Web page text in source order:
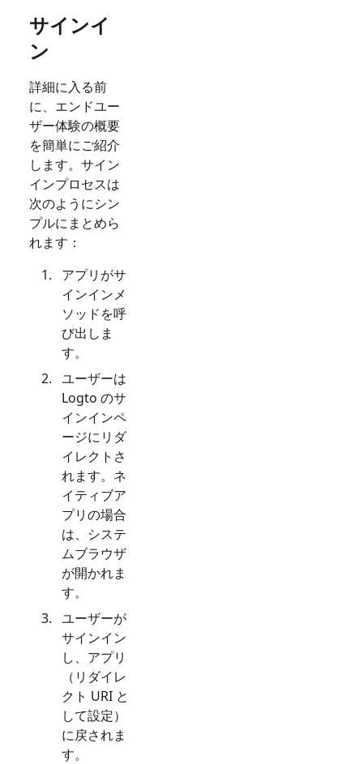
サインイ
ン
詳細に入る前
に、エンドユー
ザー体験の概要
を簡単にご紹介
します。サイン
インプロセスは
次のようにシン
プルにまとめら
れます：
アプリがサ
インインメ
ソッドを呼
び出しま
す。
ユーザーは
Logto のサ
インインペ
ージにリダ
イレクトさ
れます。ネ
イティブア
プリの場合
は、システ
ムブラウザ
が開かれま
す。
ユーザーが
サインイン
し、アプリ
（リダイレ
クト URI と
して設定）
に戻されま
す。